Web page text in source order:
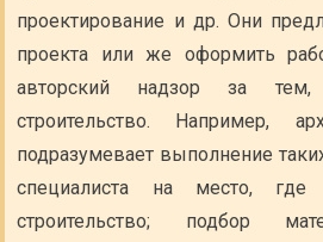
проектирование и др. Они
проекта или же оформить
авторский надзор за
строительство. Например,
подразумевает выполнение
специалиста на место, где
строительство; подбор